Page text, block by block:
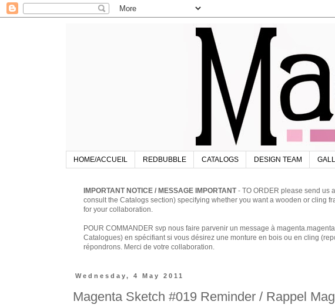
HOME/ACCUEIL REDBUBBLE CATALOGS DESIGN TEAM
IMPORTANT NOTICE / MESSAGE IMPORTANT- TO ORDER please send us
consult the Catalogs section) specifying whether you want a wooden or cling
for your collaboration.
POUR COMMANDER svp nous faire parvenir un message à
Catalogues) en spécifiant si vous désirez une monture en bois ou en cling
répondrons. Merci de votre collaboration.
Wednesday, 4 May 2011
Magenta Sketch #019 Reminder / Rappel